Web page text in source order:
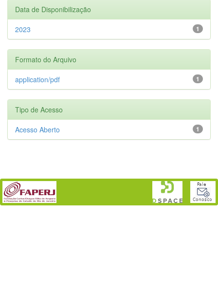
Data de Disponibilização
1
2023
Formato do Arquivo
1
application/pdf
Tipo de Acesso
1
Acesso Aberto